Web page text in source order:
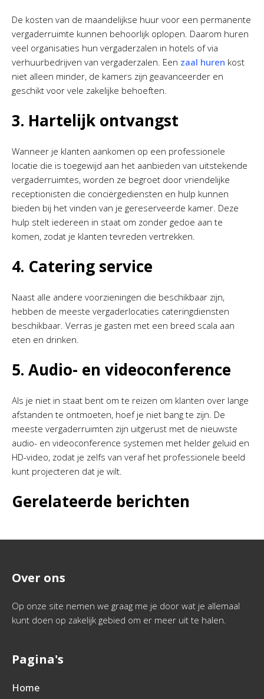
De kosten van de maandelijkse huur voor een permanente
vergaderruimte kunnen behoorlijk oplopen. Daarom huren
veel organisaties hun vergaderzalen in hotels of via
verhuurbedrijven van vergaderzalen. Een zaal huren kost
niet alleen minder, de kamers zijn geavanceerder en
geschikt voor vele zakelijke behoeften.
3. Hartelijk ontvangst
Wanneer je klanten aankomen op een professionele
locatie die is toegewijd aan het aanbieden van uitstekende
vergaderruimtes, worden ze begroet door vriendelijke
receptionisten die conciërgediensten en hulp kunnen
bieden bij het vinden van je gereserveerde kamer. Deze
hulp stelt iedereen in staat om zonder gedoe aan te
komen, zodat je klanten tevreden vertrekken.
4. Catering service
Naast alle andere voorzieningen die beschikbaar zijn,
hebben de meeste vergaderlocaties cateringdiensten
beschikbaar. Verras je gasten met een breed scala aan
eten en drinken.
5. Audio- en videoconference
Als je niet in staat bent om te reizen om klanten over lange
afstanden te ontmoeten, hoef je niet bang te zijn. De
meeste vergaderruimten zijn uitgerust met de nieuwste
audio- en videoconference systemen met helder geluid en
HD-video, zodat je zelfs van veraf het professionele beeld
kunt projecteren dat je wilt.
Gerelateerde berichten
Over ons
Op onze site nemen we graag me je door wat je allemaal
kunt doen op zakelijk gebied om er meer uit te halen.
Pagina's
Home